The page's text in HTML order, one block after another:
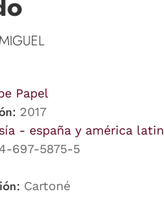
Papel
2017
- españa y américa
697-5875-5
Cartoné